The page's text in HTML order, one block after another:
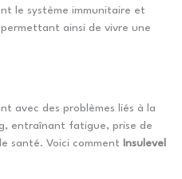
le système immunitaire et
ainsi de vivre une
avec des problèmes liés à la
entraînant fatigue, prise de
santé. Voici comment Insulevel